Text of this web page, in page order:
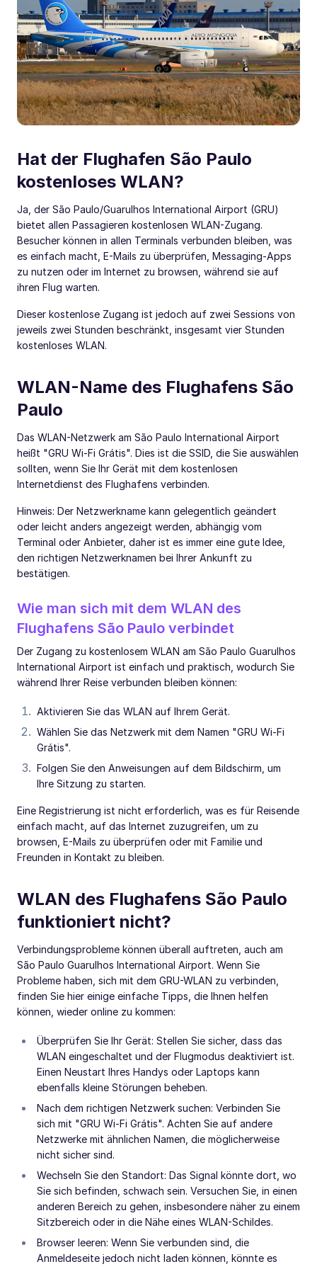
Hat der Flughafen São Paulo
kostenloses WLAN?
Ja, der São Paulo/Guarulhos International Airport (GRU)
bietet allen Passagieren kostenlosen WLAN-Zugang.
Besucher können in allen Terminals verbunden bleiben, was
es einfach macht, E-Mails zu überprüfen, Messaging-Apps
zu nutzen oder im Internet zu browsen, während sie auf
ihren Flug warten.
Dieser kostenlose Zugang ist jedoch auf zwei Sessions von
jeweils zwei Stunden beschränkt, insgesamt vier Stunden
kostenloses WLAN.
WLAN-Name des Flughafens São
Paulo
Das WLAN-Netzwerk am São Paulo International Airport
heißt "GRU Wi-Fi Grátis". Dies ist die SSID, die Sie auswählen
sollten, wenn Sie Ihr Gerät mit dem kostenlosen
Internetdienst des Flughafens verbinden.
Hinweis: Der Netzwerkname kann gelegentlich geändert
oder leicht anders angezeigt werden, abhängig vom
Terminal oder Anbieter, daher ist es immer eine gute Idee,
den richtigen Netzwerknamen bei Ihrer Ankunft zu
bestätigen.
Wie man sich mit dem WLAN des
Flughafens São Paulo verbindet
Der Zugang zu kostenlosem WLAN am São Paulo Guarulhos
International Airport ist einfach und praktisch, wodurch Sie
während Ihrer Reise verbunden bleiben können:
Aktivieren Sie das WLAN auf Ihrem Gerät.
Wählen Sie das Netzwerk mit dem Namen "GRU Wi-Fi
Grátis".
Folgen Sie den Anweisungen auf dem Bildschirm, um
Ihre Sitzung zu starten.
Eine Registrierung ist nicht erforderlich, was es für Reisende
einfach macht, auf das Internet zuzugreifen, um zu
browsen, E-Mails zu überprüfen oder mit Familie und
Freunden in Kontakt zu bleiben.
WLAN des Flughafens São Paulo
funktioniert nicht?
Verbindungsprobleme können überall auftreten, auch am
São Paulo Guarulhos International Airport. Wenn Sie
Probleme haben, sich mit dem GRU-WLAN zu verbinden,
finden Sie hier einige einfache Tipps, die Ihnen helfen
können, wieder online zu kommen:
Überprüfen Sie Ihr Gerät: Stellen Sie sicher, dass das
WLAN eingeschaltet und der Flugmodus deaktiviert ist.
Einen Neustart Ihres Handys oder Laptops kann
ebenfalls kleine Störungen beheben.
Nach dem richtigen Netzwerk suchen: Verbinden Sie
sich mit "GRU Wi-Fi Grátis". Achten Sie auf andere
Netzwerke mit ähnlichen Namen, die möglicherweise
nicht sicher sind.
Wechseln Sie den Standort: Das Signal könnte dort, wo
Sie sich befinden, schwach sein. Versuchen Sie, in einen
anderen Bereich zu gehen, insbesondere näher zu einem
Sitzbereich oder in die Nähe eines WLAN-Schildes.
Browser leeren: Wenn Sie verbunden sind, die
Anmeldeseite jedoch nicht laden können, könnte es